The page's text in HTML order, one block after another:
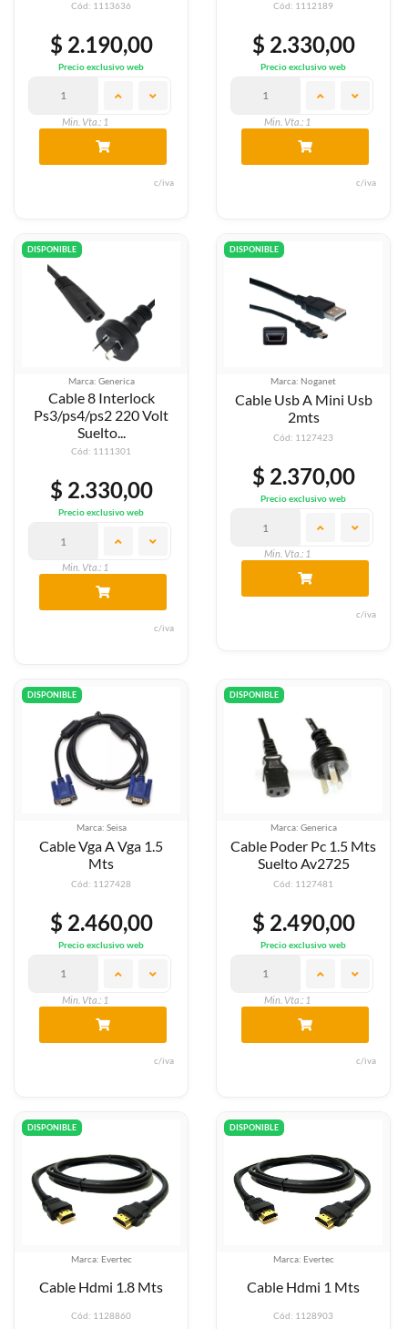
Cód: 1113636
$ 2.190,00
Precio exclusivo web
Min. Vta.: 1
c/iva
Cód: 1112189
$ 2.330,00
Precio exclusivo web
Min. Vta.: 1
c/iva
DISPONIBLE
Marca: Generica
Cable 8 Interlock
Ps3/ps4/ps2 220 Volt
Suelto...
Cód: 1111301
$ 2.330,00
Precio exclusivo web
Min. Vta.: 1
c/iva
DISPONIBLE
Marca: Noganet
Cable Usb A Mini Usb
2mts
Cód: 1127423
$ 2.370,00
Precio exclusivo web
Min. Vta.: 1
c/iva
DISPONIBLE
Marca: Seisa
Cable Vga A Vga 1.5
Mts
Cód: 1127428
$ 2.460,00
Precio exclusivo web
Min. Vta.: 1
c/iva
DISPONIBLE
Marca: Generica
Cable Poder Pc 1.5 Mts
Suelto Av2725
Cód: 1127481
$ 2.490,00
Precio exclusivo web
Min. Vta.: 1
c/iva
DISPONIBLE
Marca: Evertec
Cable Hdmi 1.8 Mts
Cód: 1128860
DISPONIBLE
Marca: Evertec
Cable Hdmi 1 Mts
Cód: 1128903